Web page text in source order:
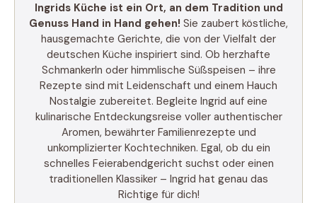
Ingrids Küche ist ein Ort, an dem Tradition und
Genuss Hand in Hand gehen! Sie zaubert köstliche,
hausgemachte Gerichte, die von der Vielfalt der
deutschen Küche inspiriert sind. Ob herzhafte
Schmankerln oder himmlische Süßspeisen – ihre
Rezepte sind mit Leidenschaft und einem Hauch
Nostalgie zubereitet. Begleite Ingrid auf eine
kulinarische Entdeckungsreise voller authentischer
Aromen, bewährter Familienrezepte und
unkomplizierter Kochtechniken. Egal, ob du ein
schnelles Feierabendgericht suchst oder einen
traditionellen Klassiker – Ingrid hat genau das
Richtige für dich!